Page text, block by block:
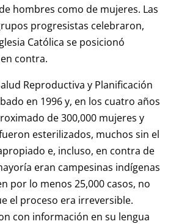
hombres como de mujeres. Las
progresistas celebraron,
Católica se posicionó
contra.
Reproductiva y Planificación
en 1996 y, en los cuatro años
de 300,000 mujeres y
esterilizados, muchos sin el
e, incluso, en contra de
eran campesinas indígenas
por lo menos 25,000 casos, no
el proceso era irreversible.
con información en su lengua